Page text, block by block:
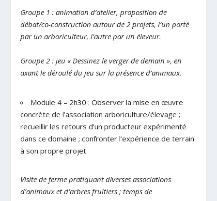
Groupe 1 : animation d’atelier, proposition de
débat/co-construction autour de 2 projets, l’un porté
par un arboriculteur, l’autre par un éleveur.
Groupe 2 : jeu « Dessinez le verger de demain », en
axant le déroulé du jeu sur la présence d’animaux.
Module 4 – 2h30 : Observer la mise en œuvre
concrète de l’association arboriculture/élevage ;
recueillir les retours d’un producteur expérimenté
dans ce domaine ; confronter l’expérience de terrain
à son propre projet
Visite de ferme pratiquant diverses associations
d’animaux et d’arbres fruitiers ; temps de